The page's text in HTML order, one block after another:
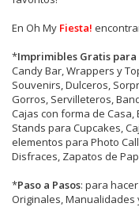
En Oh My Fiesta!
*Imprimibles Gratis para
Candy Bar, Wrappers y
Souvenirs, Dulceros,
Gorros, Servilleteros,
Cajas con forma de Casa,
Stands para Cupcakes,
elementos para Photo
Disfraces, Zapatos de
*Paso a Pasos: para
Originales, Manualidades